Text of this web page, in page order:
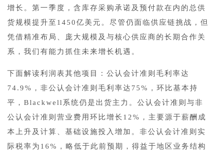
增长。第一季度，含库存采购承诺及预付款在内的总供
货规模提升至1450亿美元。尽管仍面临供应链挑战，但
凭借精准布局、庞大规模及与核心供应商的长期合作关
系，我们有能力抓住未来增长机遇。
下面解读利润表其他项目：公认会计准则毛利率达
74.9%，非公认会计准则毛利率达75%，环比基本持
平，Blackwell系统仍是出货主力。公认会计准则与非
公认会计准则营业费用环比增长12%，主要源于薪酬成
本上升及计算、基础设施投入增加。非公认会计准则实
际税率为16%，略低于此前预期，得益于地区业务结构